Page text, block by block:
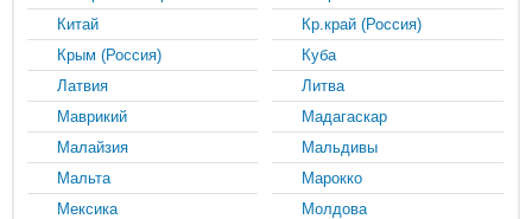
Китай
Кр.край (Россия)
Крым (Россия)
Куба
Латвия
Литва
Маврикий
Мадагаскар
Малайзия
Мальдивы
Мальта
Марокко
Мексика
Молдова